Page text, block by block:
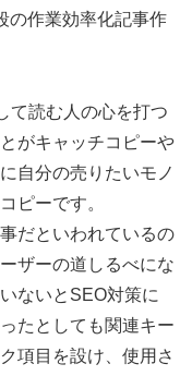
の作業効率化記事作
て読む人の心を打つ
がキャッチコピーや
自分の売りたいモノ
ピーです。
だといわれているの
ザーの道しるべにな
ないとSEO対策に
たとしても関連キー
項目を設け、使用さ